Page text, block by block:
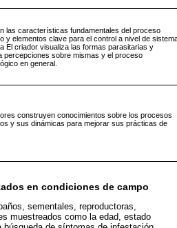
las características fundamentales del proceso
y elementos clave para el control a nivel de
El criador visualiza las formas parasitarias y
percepciones sobre mismas y el proceso
en general.
construyen conocimientos sobre los procesos
y sus dinámicas para mejorar sus prácticas de
en condiciones de campo
sementales, reproductoras,
muestreados como la edad, estado